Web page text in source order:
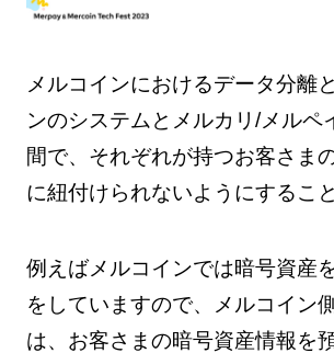
メルコインにおけるデータ分離
ンのシステムとメルカリ/メルペ
間で、それぞれが持つお客さま
に紐付けられないようにすること
例えばメルコインでは暗号資産
をしていますので、メルコイン
は、お客さまの暗号資産情報を